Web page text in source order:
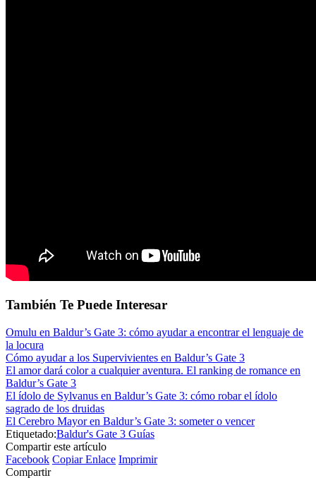
También Te Puede Interesar
Omulu en Baldur’s Gate 3: cómo ayudar a encontrar el lenguaje de
la locura
Cómo ayudar a los Supervivientes en Baldur’s Gate 3
El amor dará color a cualquier aventura. El ranking de romance en
Baldur’s Gate 3
El ídolo de Sylvanus en Baldur’s Gate 3: cómo robar el ídolo
sagrado de los druidas
El Cerebro Mayor en Baldur’s Gate 3: someter o vencer
Etiquetado:Baldur's Gate 3 Guías
Compartir este artículo
Facebook Copiar Enlace Imprimir
Compartir